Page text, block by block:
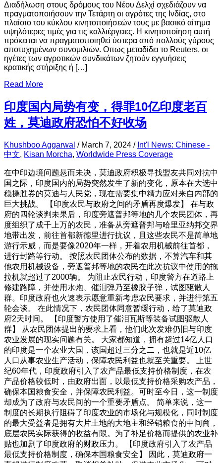
Διαδήλωση στους δρόμους του Νέου Δελχί σχεδιάζουν να
πραγματοποιήσουν την Τετάρτη οι αγρότες της Ινδίας, στο
πλαίσιο του κύκλου κινητοποιήσεών τους με βασικό αίτημα
υψηλότερες τιμές για τις καλλιέργειες. Η κινητοποίηση αυτή
πρόκειται να πραγματοποιηθεί ύστερα από πολλούς γύρους
αποτυχημένων συνομιλιών. Οπως μεταδίδει το Reuters, οι
ηγέτες των αγροτικών συνδικάτων ζητούν εγγυήσεις
κρατικής στήριξης ή […]
Read More
印度国内局势有变，得罪10亿印度老百
姓，莫迪政府恐怕不好收场
Khushboo Aggarwal / March 7, 2024 / Int'l News: Chinese -
中文, Kisan Morcha, Worldwide Press Coverage
在中印边境问题悬而未决，莫迪政府积极寻找盟友共同对抗中
国之际，印度国内的局势突然发生了新的变化，原本在大选中
稳操胜券的莫迪与人民党，现在需要集中精力应对来自内部的
巨大挑战。 【印度农民与政府之间的矛盾再度爆发】 在与政
府的四轮谈判未果后，印度旁遮普邦等地的几个农民团体，再
度组织了成千上万的农民，准备从旁遮普邦与哈里亚纳邦交界
地带出发，前往首都新德里进行抗议，且这些农民不是简单地
游行示威，而是要像2020年一样，开着农用机械前往首都，
进行封路等行动。 按照农民团体公布的数据，不算汽车和其
他农用机械设备，旁遮普邦等地的农民在此次抗议中使用的拖
拉机就超过了2000辆。 为阻止农民行动，印度警方在道路上
修建路障，并使用水炮、催泪弹乃至橡胶子弹，试图驱散人
群。印度政府也火速表示愿意重新考虑农民要求，并进行第五
轮会谈。 在此情况下，农民团体同意暂缓行动，给了莫迪政
府2天时间。 【印度警方使用了催泪瓦斯等装备试图驱散人
群】 从农民团体提出的要求上看，他们此次发难仍旧与印度
农业发展的现实问题有关。 大家都知道，拥有超过14亿人口
的印度是一个农业大国，该国超过三分之二，也就是近10亿
人口从事农业生产活动，保障农民利益也就至关重要。 上世
纪60年代，印度政府引入了农产品最低支持价格制度，在农
产品价格较低时，由政府出面，以最低支持价格采购农产品，
确保本国粮食安全，并保障农民利益。可时至今日，这一制度
却成为了政府与农民间的一个重要矛盾点。 简单来说，这一
制度的长期执行阻碍了印度农业的市场化与规模化，同时制度
的最大受益者是拥有大片土地的大地主和经销粮食的中间商，
底层农民实际获得的收益有限。为了补足价格而提供的农业补
贴也加剧了印度政府的财政压力。 【印度政府引入了农产品
最低支持价格制度，确保本国粮食安全】 因此，莫迪政府一